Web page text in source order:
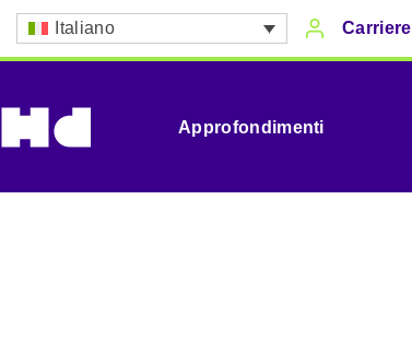
Italiano Carriere
Approfondimenti